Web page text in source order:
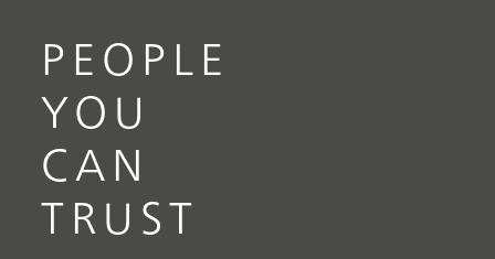
PEOPLE
YOU
CAN
TRUST